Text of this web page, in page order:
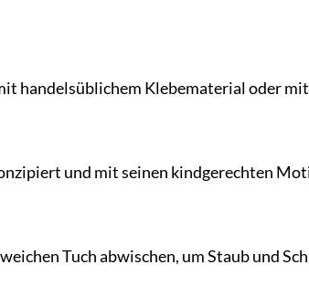
handelsüblichem Klebematerial oder
und mit seinen kindgerechten
Tuch abwischen, um Staub und